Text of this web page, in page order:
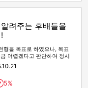
려주는 후배들을
형을 목표로 하였으나, 목표
어렵겠다고 판단하여 정시
시…
Point
5%